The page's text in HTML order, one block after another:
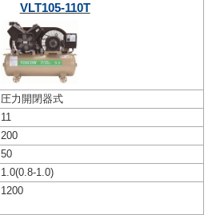
VLT105-110T
圧力開閉器式
11
200
50
1.0(0.8-1.0)
1200